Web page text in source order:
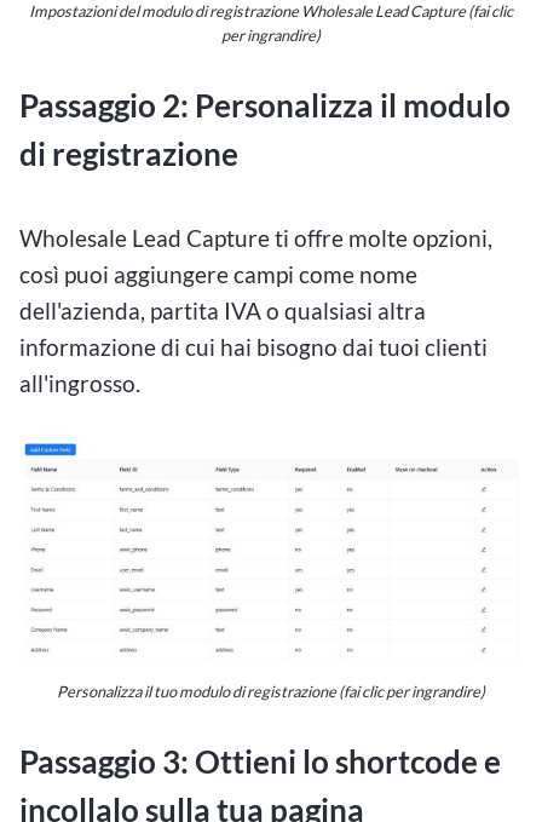
Impostazioni del modulo di registrazione Wholesale Lead Capture (fai clic
per ingrandire)
Passaggio 2: Personalizza il modulo
di registrazione
Wholesale Lead Capture ti offre molte opzioni,
così puoi aggiungere campi come nome
dell'azienda, partita IVA o qualsiasi altra
informazione di cui hai bisogno dai tuoi clienti
all'ingrosso.
Personalizza il tuo modulo di registrazione (fai clic per ingrandire)
Passaggio 3: Ottieni lo shortcode e
incollalo sulla tua pagina